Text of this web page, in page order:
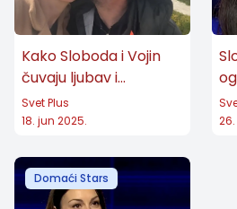
Dandolo
Koreni – Simka Katić
Urgentni centar – sestra
Aleksandar od
Tajne vinove loze – Vera
Biser Bojane – Čarna
Kako Sloboda i Vojin
čuvaju ljubav i
porodicu
Svet Plus
18. jun 2025.
u
Domaći Stars